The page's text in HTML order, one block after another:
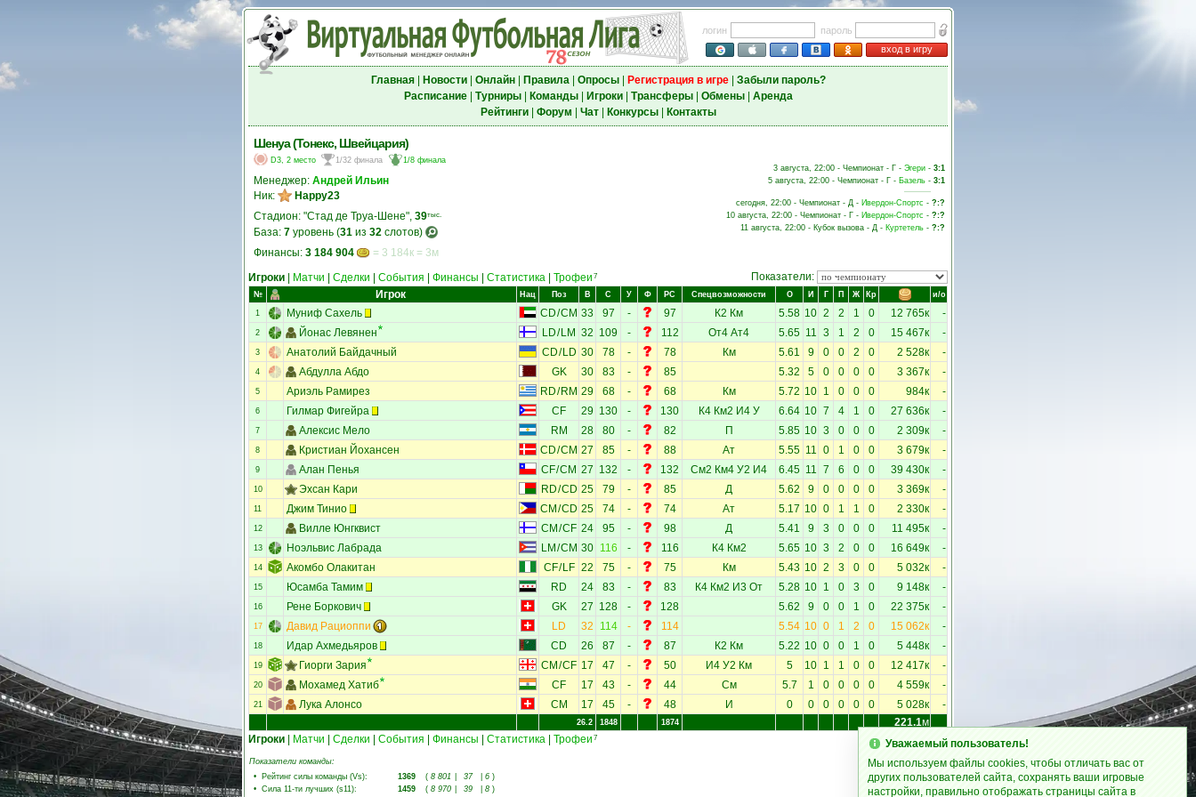
логин
пароль
вход в игру
Главная| Новости| Онлайн| Правила| Опросы| Регистрация в игре| Забыли пароль?
Расписание| Турниры| Команды| Игроки| Трансферы| Обмены| Аренда
Рейтинги| Форум Чат| Конкурсы| Контакты
Шенуа (Тонекс, Швейцария)
D3, 2 место 1/32 финала 1/8 финала
Менеджер: Андрей Ильин
Ник:
Happy23
Стадион: "Стад де Труа-Шене", 39тыс.
База: 7 уровень (31 из 32 слотов)
Финансы: 3 184 904 = 3 184к = 3м
3 августа, 22:00 - Чемпионат - Г - Эгери - 3:1
5 августа, 22:00 - Чемпионат - Г - Базель - 3:1
сегодня, 22:00 - Чемпионат - Д - Ивердон-Спортс - ?:?
10 августа, 22:00 - Чемпионат - Г - Ивердон-Спортс - ?:?
11 августа, 22:00 - Кубок вызова - Д - Куртетель - ?:?
Игроки Матчи Сделки События Финансы Статистика Трофеи 7 Показатели:
№ Игрок Нац Поз В С У Ф РС Спецвозможности О И Г П Ж Кр и/о
1 Муниф Сахель CD/CM 33 97 - 97 К2 Км 5.58 10 2 2 1 0 12 765к -
2 Йонас Левянен LD/ LM 32 109 - 112 От4 Ат4 5.65 11 3 1 2 0 15 467к -
3 Анатолий Байдачный CD/LD 30 78 - 78 Км 5.61 9 0 0 2 0 2 528к -
4 Абдулла Абдо GK 30 83 - 85 5.32 5 0 0 0 0 3 367к -
5 Ариэль Рамирез RD/ RM 29 68 - 68 Км 5.72 10 1 0 0 0 984к -
6 Гилмар Фигейра CF 29 130 - 130 К4 Км2 И4 У 6.64 10 7 4 1 0 27 636к -
7 Алексис Мело RM 28 80 - 82 П 5.85 10 3 0 0 0 2 309к -
8 Кристиан Йохансен CD/CM 27 85 - 88 Ат 5.55 11 0 1 0 0 3 679к -
9 Алан Пенья CF/CM 27 132 - 132 См2 Км4 У2 И4 6.45 11 7 6 0 0 39 430к -
10 Эхсан Кари RD/CD 25 79 - 85 Д 5.62 9 0 0 0 0 3 369к -
11 Джим Тинио CM /CD 25 74 - 74 Ат 5.17 10 0 1 1 0 2 330к -
12 Вилле Юнгквист CM /CF 24 95 - 98 Д 5.41 9 3 0 0 0 11 495к -
13 Ноэльвис Лабрада LM /CM 30 116 - 116 К4 Км2 5.65 10 3 2 0 0 16 649к -
14 Акомбо Олакитан CF/LF 22 75 - 75 Км 5.43 10 2 3 0 0 5 032к -
15 Юсамба Тамим RD 24 83 - 83 К4 Км2 И3 От 5.28 10 1 0 3 0 9 148к -
16 Рене Боркович GK 27 128 - 128 5.62 9 0 0 1 0 22 375к -
17 Давид Рациоппи LD 32 114 - 114 5.54 10 0 1 2 0 15 062к -
18 Идар Ахмедьяров CD 26 87 - 87 К2 Км 5.22 10 0 0 1 0 5 448к -
19 Гиорги Зария CM /CF 17 47 - 50 И4 У2 Км 5 10 1 1 0 0 12 417к -
20 Мохамед Хатиб CF 17 43 - 44 См 5.7 1 0 0 0 0 4 559к -
21 Лука Алонсо CM 17 45 - 48 И 0 0 0 0 0 0 5 028к -
26.2 1848 1874 221.1м
Игроки
Матчи Сделки События Финансы Статистика Трофеи 7
Показатели команды:
• Рейтинг силы команды (Vs): 1369 ( 8 801 37 6 )
• Сила 11-ти лучших (s11): 1459 ( 8 970 39 8 )
Уважаемый пользователь!
Мы используем файлы cookies, чтобы отличать вас от
других пользователей сайта, сохранять ваши игровые
настройки, правильно отображать страницы сайта в